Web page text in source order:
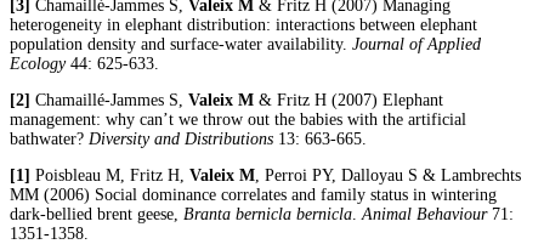
[3] Chamaillé-Jammes S, Valeix M & Fritz H (2007) Managing
heterogeneity in elephant distribution: interactions between elephant
population density and surface-water availability. Journal of Applied
Ecology 44: 625-633.
[2] Chamaillé-Jammes S, Valeix M & Fritz H (2007) Elephant
management: why can’t we throw out the babies with the artificial
bathwater? Diversity and Distributions 13: 663-665.
[1] Poisbleau M, Fritz H, Valeix M , Perroi PY, Dalloyau S & Lambrechts
MM (2006) Social dominance correlates and family status in wintering
dark-bellied brent geese, Branta bernicla bernicla Animal Behaviour 71:
1351-1358.